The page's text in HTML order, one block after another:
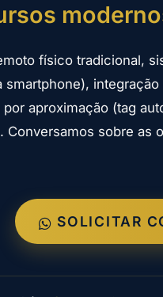
físico tradicional,
por aproximação (tag
Conversamos sobre as
SOLICITAR